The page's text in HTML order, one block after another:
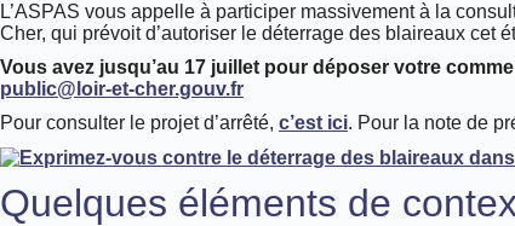
L’ASPAS vous appelle à participer massivement à la
Cher, qui prévoit d’autoriser le déterrage des blaireaux cet
Vous avez jusqu’au 17 juillet pour déposer votre
public@loir-et-cher.gouv.fr
Pour consulter le projet d’arrêté, c’est ici. Pour la note de
Quelques éléments de